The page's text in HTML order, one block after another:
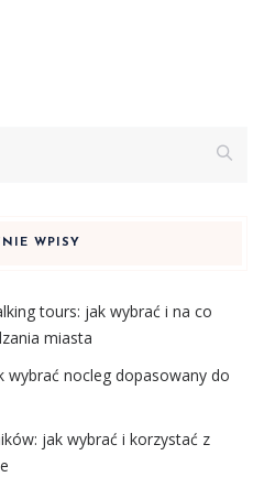
WPISY
tours: jak wybrać i na co
miasta
wybrać nocleg dopasowany do
jak wybrać i korzystać z